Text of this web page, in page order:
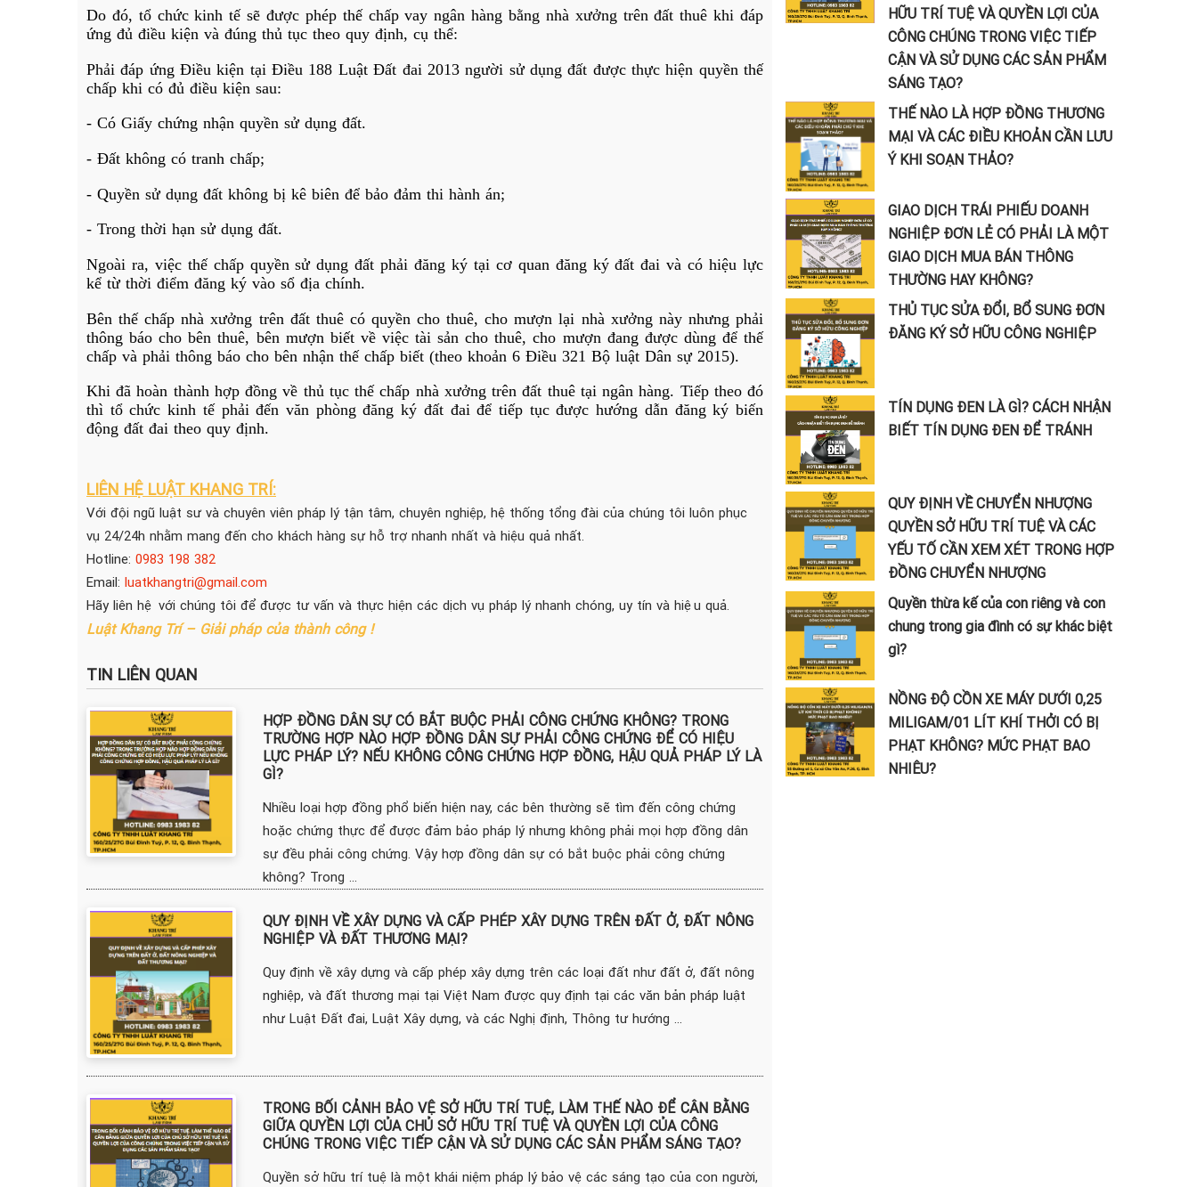
Do đó, tổ chức kinh tế sẽ được phép thế chấp vay ngân hàng bằng nhà xưởng trên đất thuê khi đáp
ứng đủ điều kiện và đúng thủ tục theo quy định, cụ thể:
Phải đáp ứng Điều kiện tại Điều 188 Luật Đất đai 2013người sử dụng đất được thực hiện quyền thế
chấp khi có đủ điều kiện sau:
- Có Giấy chứng nhận quyền sử dụng đất.
- Đất không có tranh chấp;
- Quyền sử dụng đất không bị kê biên để bảo đảm thi hành án;
- Trong thời hạn sử dụng đất.
Ngoài ra, việc thế chấp quyền sử dụng đất phải đăng ký tại cơ quan đăng ký đất đai và có hiệu lực
kể từ thời điểm đăng ký vào sổ địa chính.
Bên thế chấp nhà xưởng trên đất thuê có quyền cho thuê, cho mượn lại nhà xưởng này nhưng phải
thông báo cho bên thuê, bên mượn biết về việc tài sản cho thuê, cho mượn đang được dùng để thế
chấp và phải thông báo cho bên nhận thế chấp biết (theo khoản 6 Điều 321 Bộ luật Dân sự 2015).
Khi đã hoàn thành hợp đồng về thủ tục thế chấp nhà xưởng trên đất thuê tại ngân hàng. Tiếp theo đó
thì tổ chức kinh tếphải đến văn phòng đăng ký đất đai để tiếp tục được hướng dẫn đăng ký biến
động đất đai theo quy định.
LIÊN HỆ LUẬT KHANG TRÍ:
Với đội ngũ luật sư và chuyên viên pháp lý tận tâm, chuyên nghiệp, hệ thống tổng đài của chúng tôi luôn phục
vụ 24/24h nhằm mang đến cho khách hàng sự hỗ trợ nhanh nhất và hiệu quả nhất.
Hotline: 0983 198 382
Email: luatkhangtri@gmail.com
Hãy liên hệ với chúng tôi để được tư vấn và thực hiện các dịch vụ pháp lý nhanh chóng, uy tín và hiệu quả.
Luật Khang Trí – Giải pháp của thành công !
TIN LIÊN QUAN
HỢP ĐỒNG DÂN SỰ CÓ BẮT BUỘC PHẢI CÔNG CHỨNG KHÔNG? TRONG
TRƯỜNG HỢP NÀO HỢP ĐỒNG DÂN SỰ PHẢI CÔNG CHỨNG ĐỂ CÓ HIỆU
LỰC PHÁP LÝ? NẾU KHÔNG CÔNG CHỨNG HỢP ĐỒNG, HẬU QUẢ PHÁP LÝ LÀ
GÌ?
Nhiều loại hợp đồng phổ biến hiện nay, các bên thường sẽ tìm đến công chứng
hoặc chứng thực để được đảm bảo pháp lý nhưng không phải mọi hợp đồng dân
sự đều phải công chứng. Vậy hợp đồng dân sự có bắt buộc phải công chứng
không? Trong ...
QUY ĐỊNH VỀ XÂY DỰNG VÀ CẤP PHÉP XÂY DỰNG TRÊN ĐẤT Ở, ĐẤT NÔNG
NGHIỆP VÀ ĐẤT THƯƠNG MẠI?
Quy định về xây dựng và cấp phép xây dựng trên các loại đất như đất ở, đất nông
nghiệp, và đất thương mại tại Việt Nam được quy định tại các văn bản pháp luật
như Luật Đất đai, Luật Xây dựng, và các Nghị định, Thông tư hướng ...
TRONG BỐI CẢNH BẢO VỆ SỞ HỮU TRÍ TUỆ, LÀM THẾ NÀO ĐỂ CÂN BẰNG
GIỮA QUYỀN LỢI CỦA CHỦ SỞ HỮU TRÍ TUỆ VÀ QUYỀN LỢI CỦA CÔNG
CHÚNG TRONG VIỆC TIẾP CẬN VÀ SỬ DỤNG CÁC SẢN PHẨM SÁNG TẠO?
Quyền sở hữu trí tuệ là một khái niệm pháp lý bảo vệ các sáng tạo của con người,
HỮU TRÍ TUỆ VÀ QUYỀN LỢI CỦA
CÔNG CHÚNG TRONG VIỆC TIẾP
CẬN VÀ SỬ DỤNG CÁC SẢN PHẨM
SÁNG TẠO?
THẾ NÀO LÀ HỢP ĐỒNG THƯƠNG
MẠI VÀ CÁC ĐIỀU KHOẢN CẦN LƯU
Ý KHI SOẠN THẢO?
GIAO DỊCH TRÁI PHIẾU DOANH
NGHIỆP ĐƠN LẺ CÓ PHẢI LÀ MỘT
GIAO DỊCH MUA BÁN THÔNG
THƯỜNG HAY KHÔNG?
THỦ TỤC SỬA ĐỔI, BỔ SUNG ĐƠN
ĐĂNG KÝ SỞ HỮU CÔNG NGHIỆP
TÍN DỤNG ĐEN LÀ GÌ? CÁCH NHẬN
BIẾT TÍN DỤNG ĐEN ĐỂ TRÁNH
QUY ĐỊNH VỀ CHUYỂN NHƯỢNG
QUYỀN SỞ HỮU TRÍ TUỆ VÀ CÁC
YẾU TỐ CẦN XEM XÉT TRONG HỢP
ĐỒNG CHUYỂN NHƯỢNG
Quyền thừa kế của con riêng và con
chung trong gia đình có sự khác biệt
gì?
NỒNG ĐỘ CỒN XE MÁY DƯỚI 0,25
MILIGAM/01 LÍT KHÍ THỞI CÓ BỊ
PHẠT KHÔNG? MỨC PHẠT BAO
NHIÊU?